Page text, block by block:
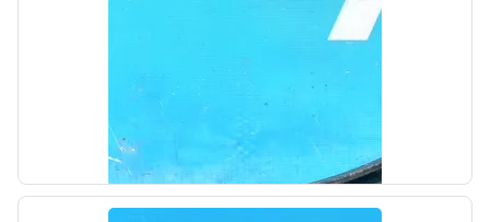
б/у
OEM: 97162UAA0
Производитель:
Hyundai-KIA
Цена: 700,00₽